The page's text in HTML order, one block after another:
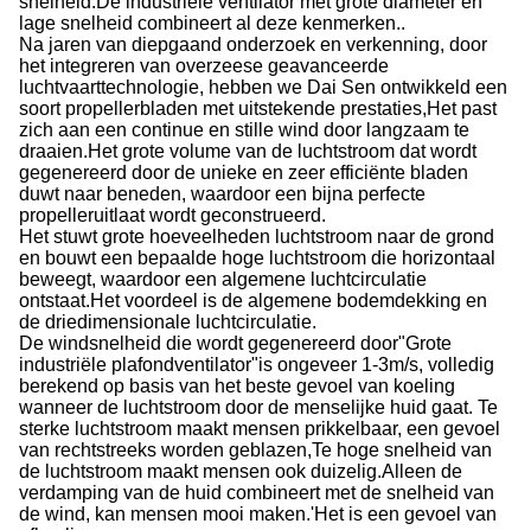
lage snelheid combineert al deze kenmerken..
Na jaren van diepgaand onderzoek en verkenning, door
het integreren van overzeese geavanceerde
luchtvaarttechnologie, hebben we Dai Sen ontwikkeld een
soort propellerbladen met uitstekende prestaties,Het past
zich aan een continue en stille wind door langzaam te
draaien.Het grote volume van de luchtstroom dat wordt
gegenereerd door de unieke en zeer efficiënte bladen
duwt naar beneden, waardoor een bijna perfecte
propelleruitlaat wordt geconstrueerd.
Het stuwt grote hoeveelheden luchtstroom naar de grond
en bouwt een bepaalde hoge luchtstroom die horizontaal
beweegt, waardoor een algemene luchtcirculatie
ontstaat.Het voordeel is de algemene bodemdekking en
de driedimensionale luchtcirculatie.
De windsnelheid die wordt gegenereerd door"Grote
industriële plafondventilator"is ongeveer 1-3m/s, volledig
berekend op basis van het beste gevoel van koeling
wanneer de luchtstroom door de menselijke huid gaat. Te
sterke luchtstroom maakt mensen prikkelbaar, een gevoel
van rechtstreeks worden geblazen,Te hoge snelheid van
de luchtstroom maakt mensen ook duizelig.Alleen de
verdamping van de huid combineert met de snelheid van
de wind, kan mensen mooi maken.'Het is een gevoel van